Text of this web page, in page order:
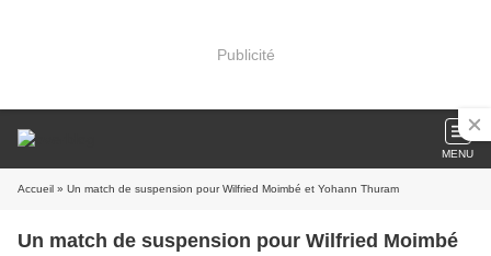
Publicité
MENU
Accueil » Un match de suspension pour Wilfried Moimbé et Yohann Thuram
Un match de suspension pour Wilfried Moimbé